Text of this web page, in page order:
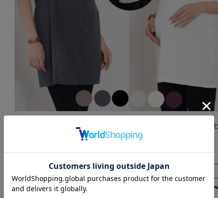
＜授乳服・マタニティ＞ベーシック★万能キャミワン
までメール便可】
価格: ¥2,990(税込)
在庫を確認する